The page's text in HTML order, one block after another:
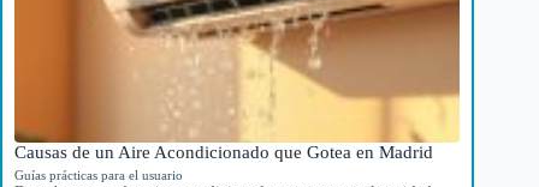
Causas de un Aire Acondicionado que Gotea en Madrid
Guías prácticas para el usuario